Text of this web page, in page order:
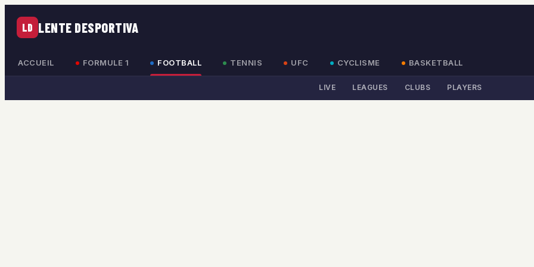
LD LENTE DESPORTIVA
ACCUEIL FORMULE 1 FOOTBALL TENNIS UFC CYCLISME BASKETBALL
LIVE LEAGUES CLUBS PLAYERS